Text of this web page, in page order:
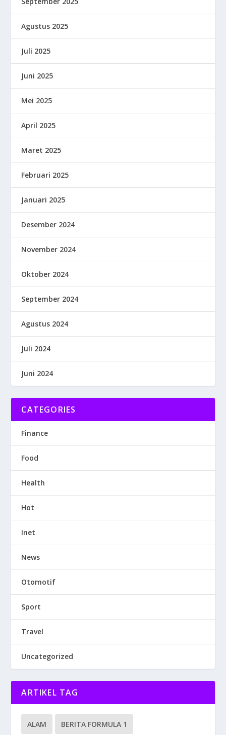
Agustus 2025
Juli 2025
Juni 2025
Mei 2025
April 2025
Maret 2025
Februari 2025
Januari 2025
Desember 2024
November 2024
Oktober 2024
September 2024
Agustus 2024
Juli 2024
Juni 2024
CATEGORIES
Finance
Food
Health
Hot
Inet
News
Otomotif
Sport
Travel
Uncategorized
ARTIKEL TAG
ALAM BERITA FORMULA 1